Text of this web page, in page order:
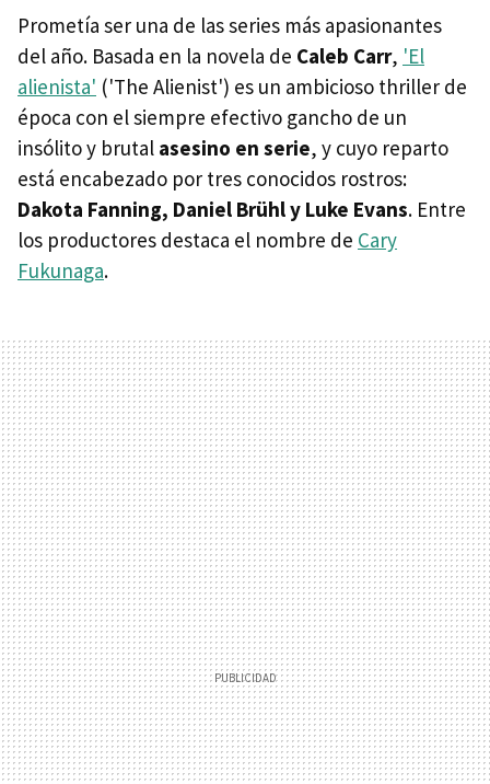
Prometía ser una de las series más apasionantes
del año. Basada en la novela de Caleb Carr, 'El
alienista' ('The Alienist') es un ambicioso thriller de
época con el siempre efectivo gancho de un
insólito y brutal asesino en serie, y cuyo reparto
está encabezado por tres conocidos rostros:
Dakota Fanning, Daniel Brühl y Luke Evans. Entre
los productores destaca el nombre de Cary
Fukunaga.